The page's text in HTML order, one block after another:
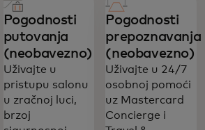
besprijekorno se
životni stil - bilo kod kuće ili
Pogodnosti
putovanja
(neobavezno)
Uživajte u
pristupu salonu
u zračnoj luci,
brzoj
Pogodnosti
prepoznavanja
(neobavezno)
Uživajte u 24/7
osobnoj pomoći
uz Mastercard
Concierge i